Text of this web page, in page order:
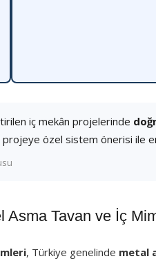
iç mekân projelerinde
özel sistem önerisi ile
Tavan ve İç
, Türkiye genelinde metal